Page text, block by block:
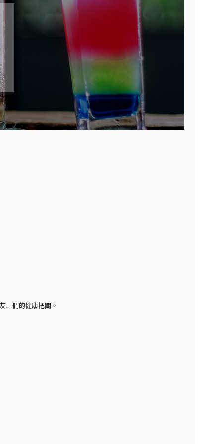
…們的健康把關。